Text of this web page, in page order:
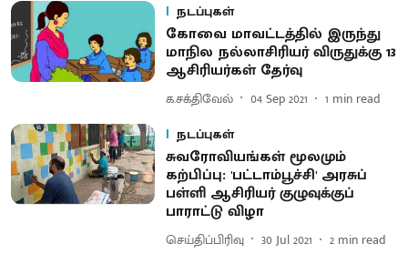
நடப்புகள்
கோவை மாவட்டத்தில் இருந்து
மாநில நல்லாசிரியர் விருதுக்கு 13
ஆசிரியர்கள் தேர்வு
க.சக்திவேல் 04 Sep 2021 1 min read
நடப்புகள்
சுவரோவியங்கள் மூலமும்
கற்பிப்பு: 'பட்டாம்பூச்சி' அரசுப்
பள்ளி ஆசிரியர் குழுவுக்குப்
பாராட்டு விழா
செய்திப்பிரிவு 30 Jul 2021 2 min read